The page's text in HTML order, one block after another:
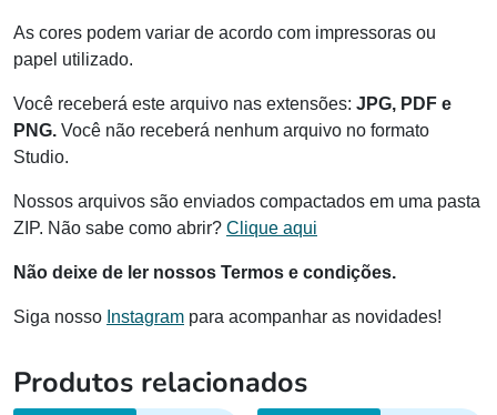
As cores podem variar de acordo com impressoras ou
papel utilizado.
Você receberá este arquivo nas extensões: JPG, PDF e
PNG. Você não receberá nenhum arquivo no formato
Studio.
Nossos arquivos são enviados compactados em uma pasta
ZIP. Não sabe como abrir? Clique aqui
Não deixe de ler nossos Termos e condições.
Siga nosso Instagram para acompanhar as novidades!
Produtos relacionados